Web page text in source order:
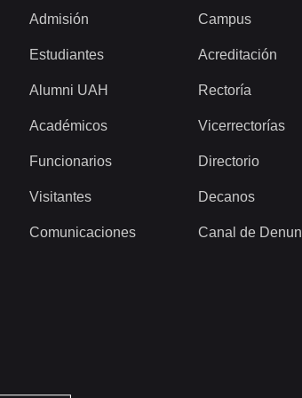
Admisión
Estudiantes
Alumni UAH
Académicos
Funcionarios
Visitantes
Comunicaciones
Campus
Acreditación
Rectoría
Vicerrectorías
Directorio
Decanos
Canal de